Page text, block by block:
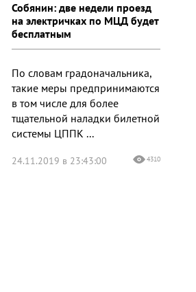
Собянин: две недели проезд
на электричках по МЦД будет
бесплатным
По словам градоначальника,
такие меры предпринимаются
в том числе для более
тщательной наладки билетной
системы ЦППК ...
24.11.2019 в 23:43:00 4310